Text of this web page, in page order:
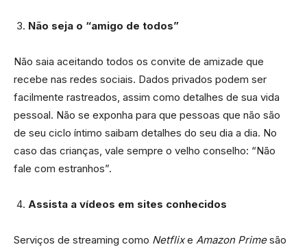
Não seja o “amigo de todos”
Não saia aceitando todos os convite de amizade que
recebe nas redes sociais. Dados privados podem ser
facilmente rastreados, assim como detalhes de sua vida
pessoal. Não se exponha para que pessoas que não são
de seu ciclo íntimo saibam detalhes do seu dia a dia. No
caso das crianças, vale sempre o velho conselho: “Não
fale com estranhos”.
Assista a vídeos em sites conhecidos
Serviços de streaming como Netflixe Amazon Primesão